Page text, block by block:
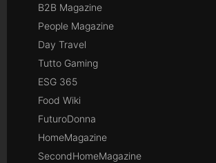
B2B Magazine
People Magazine
Day Travel
Tutto Gaming
ESG 365
Food Wiki
FuturoDonna
HomeMagazine
SecondHomeMagazine